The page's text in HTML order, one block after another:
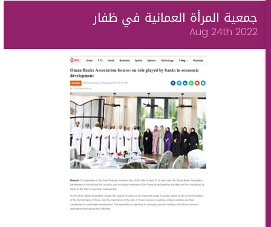
جمعية المرأة العمانية في ظفار
Aug 24th 2022